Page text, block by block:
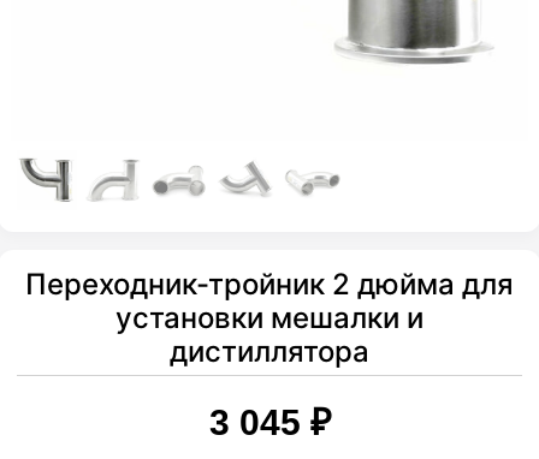
Переходник-тройник 2 дюйма для
установки мешалки и
дистиллятора
3 045 ₽